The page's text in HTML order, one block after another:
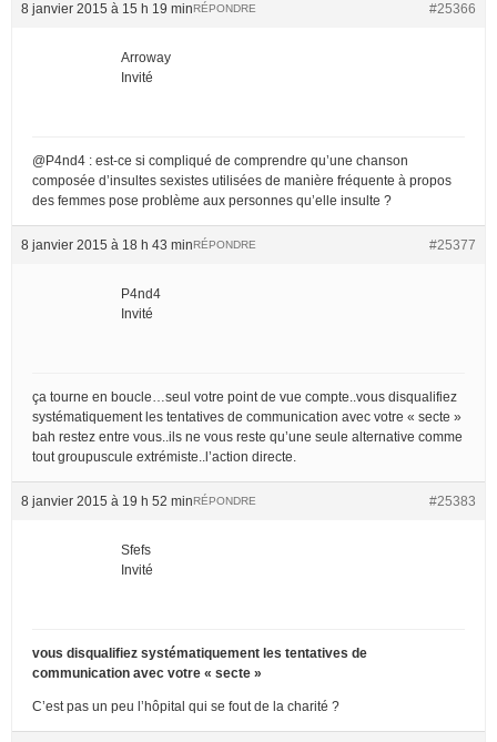
8 janvier 2015 à 15 h 19 min #25366
RÉPONDRE
Arroway
Invité
@P4nd4 : est-ce si compliqué de comprendre qu’une chanson
composée d’insultes sexistes utilisées de manière fréquente à propos
des femmes pose problème aux personnes qu’elle insulte ?
8 janvier 2015 à 18 h 43 min #25377
RÉPONDRE
P4nd4
Invité
ça tourne en boucle…seul votre point de vue compte..vous disqualifiez
systématiquement les tentatives de communication avec votre « secte »
bah restez entre vous..ils ne vous reste qu’une seule alternative comme
tout groupuscule extrémiste..l’action directe.
8 janvier 2015 à 19 h 52 min #25383
RÉPONDRE
Sfefs
Invité
vous disqualifiez systématiquement les tentatives de
communication avec votre « secte »
C’est pas un peu l’hôpital qui se fout de la charité ?